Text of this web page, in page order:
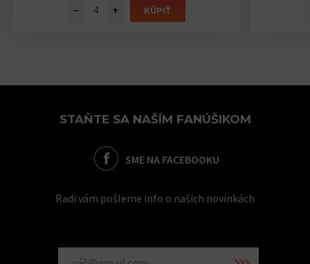
−
+ KÚPIŤ
STAŇTE SA NAŠÍM FANÚŠIKOM
SME NA FACEBOOKU
Radi vám pošleme info o našich novinkách